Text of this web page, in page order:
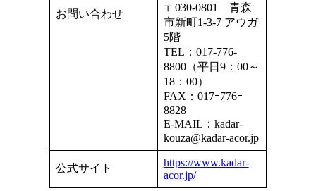
お問い合わせ
〒030-0801 青森
市新町1-3-7 アウガ
5階
TEL：017-776-
8800（平日9：00～
18：00）
FAX：017ｰ776ｰ
8828
E-MAIL：kadar-
kouza@kadar-acor.jp
公式サイト
https://www.kadar-
acor.jp/